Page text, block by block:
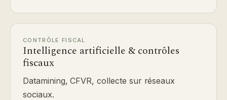
CONTRÔLE FISCAL
Intelligence artificielle & contrôles
fiscaux
Datamining, CFVR, collecte sur réseaux
sociaux.